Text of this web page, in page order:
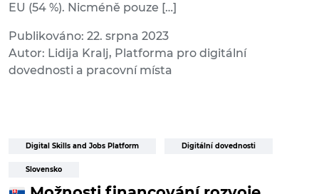
EU (54 %). Nicméně pouze […]
Publikováno: 22. srpna 2023
Autor: Lidija Kralj, Platforma pro digitální
dovednosti a pracovní místa
Digital Skills and Jobs Platform Digitální dovednosti
Slovensko